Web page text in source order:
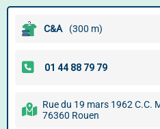
C&A (300 m)
Rue du 19 mars 1962 C.C.
76360 Rouen